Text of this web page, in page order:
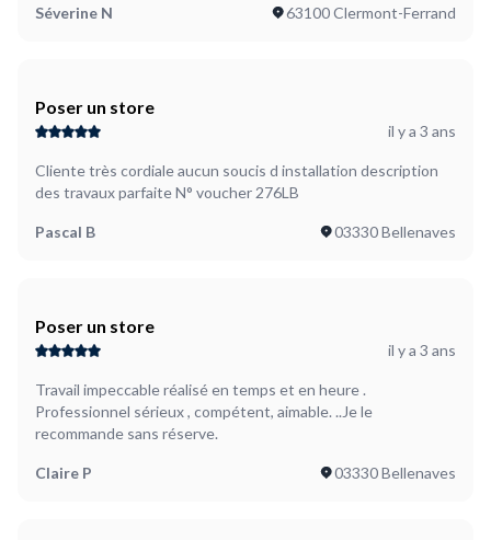
Séverine N 63100 Clermont-Ferrand
Poser un store
il y a 3 ans
Cliente très cordiale aucun soucis d installation description
des travaux parfaite N° voucher 276LB
Pascal B 03330 Bellenaves
Poser un store
il y a 3 ans
Travail impeccable réalisé en temps et en heure .
Professionnel sérieux , compétent, aimable. ..Je le
recommande sans réserve.
Claire P 03330 Bellenaves